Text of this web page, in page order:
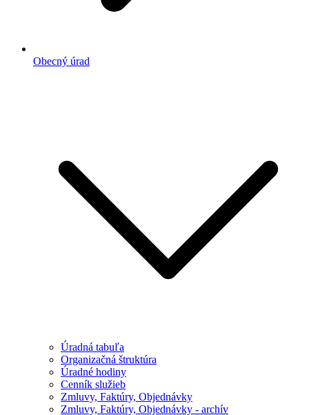
Obecný úrad
Úradná tabuľa
Organizačná štruktúra
Úradné hodiny
Cenník služieb
Zmluvy, Faktúry, Objednávky
Zmluvy, Faktúry, Objednávky - archív